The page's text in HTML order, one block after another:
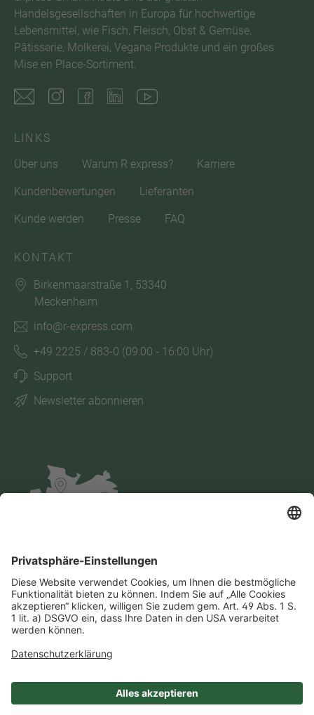
Handelsgesellschaften in Europa für hochwertige
Lebensmittel, wie Fisch, Fleisch, Obst & Gemüse,
Pâtisserie, Molkerei, Vegane Produkte und ein großes
Mise en Place-Sortiment.
LINKS
Über uns
Warum R express? Karriere
Kundenbewertungen Lieferanten
Kunde werden Presse FAQ
KONTAKT
Birkenmaarstraße 1, 53340
Meckenheim
info@r-express.com
+49 2225 / 883-0 (09:00 - 16:00 Uhr)
Support
Newsletter abonnieren
Impressum Datenschutz AGB